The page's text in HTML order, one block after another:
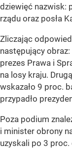
dziewięć nazwisk:
rządu oraz posła
Zliczając
następujący
prezes Prawa i
na losy kraju.
wskazało 9 proc.
przypadło
Poza podium
i minister obrony
uzyskali po 3 proc.